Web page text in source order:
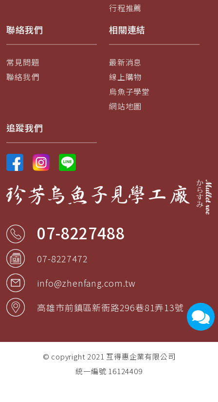
行程推薦
聯絡我們
常見問題
聯絡我們
相關連結
最新消息
線上購物
烏魚子學堂
網站地圖
追蹤我們
07-8227488
07-8227472
info@zhenfang.com.tw
高雄市前鎮區新衙路296巷81弄13號
© copyright 2021 互得惠企業有限公司
統一編號 16124409